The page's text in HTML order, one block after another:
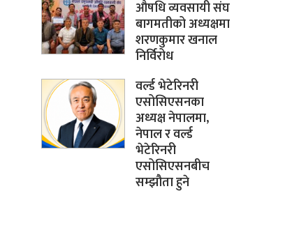
औषधि व्यवसायी संघ
बागमतीको अध्यक्षमा
शरणकुमार खनाल
निर्विरोध
वर्ल्ड भेटेरिनरी
एसोसिएसनका
अध्यक्ष नेपालमा,
नेपाल र वर्ल्ड
भेटेरिनरी
एसोसिएसनबीच
सम्झौता हुने